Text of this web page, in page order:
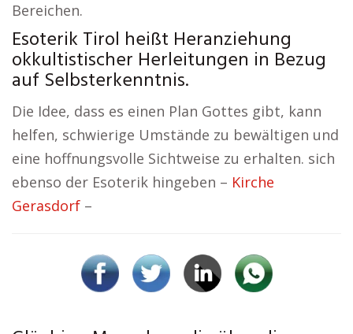
Bereichen.
Esoterik Tirol heißt Heranziehung
okkultistischer Herleitungen in Bezug
auf Selbsterkenntnis.
Die Idee, dass es einen Plan Gottes gibt, kann
helfen, schwierige Umstände zu bewältigen und
eine hoffnungsvolle Sichtweise zu erhalten. sich
ebenso der Esoterik hingeben – Kirche
Gerasdorf –